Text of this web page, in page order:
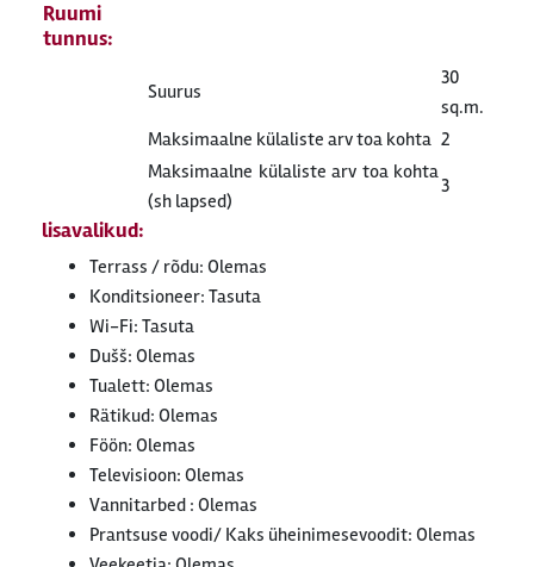
Suurus
30
sq.m.
Maksimaalne külaliste arv toa kohta 2
Maksimaalne külaliste arv toa kohta
(sh lapsed)
3
Ruumi
tunnus:
lisavalikud:
Terrass / rõdu: Olemas
Konditsioneer: Tasuta
Wi-Fi: Tasuta
Dušš: Olemas
Tualett: Olemas
Rätikud: Olemas
Föön: Olemas
Televisioon: Olemas
Vannitarbed : Olemas
Prantsuse voodi/ Kaks üheinimesevoodit: Olemas